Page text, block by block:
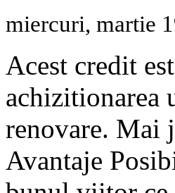
miercuri, martie
Acest credit
achizitionarea
renovare. Mai
Avantaje